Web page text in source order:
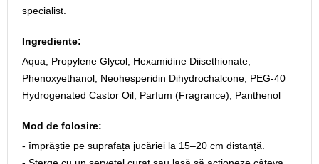
specialist.
Ingrediente:
Aqua, Propylene Glycol, Hexamidine Diisethionate,
Phenoxyethanol, Neohesperidin Dihydrochalcone, PEG-40
Hydrogenated Castor Oil, Parfum (Fragrance), Panthenol
Mod de folosire:
- împrăștie pe suprafața jucăriei la 15–20 cm distanță.